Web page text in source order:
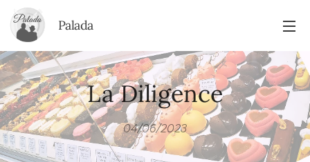
Palada
La Diligence
04/06/2023